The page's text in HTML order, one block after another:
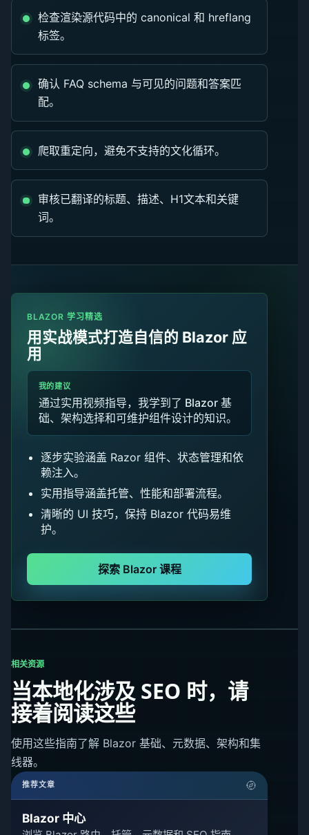
检查渲染源代码中的 canonical 和 hreflang
标签。
确认 FAQ schema 与可见的问题和答案匹
配。
爬取重定向，避免不支持的文化循环。
审核已翻译的标题、描述、H1文本和关键
词。
BLAZOR 学习精选
用实战模式打造自信的 Blazor 应
用
我的建议
通过实用视频指导，我学到了 Blazor 基
础、架构选择和可维护组件设计的知识。
逐步实验涵盖 Razor 组件、状态管理和依
赖注入。
实用指导涵盖托管、性能和部署流程。
清晰的 UI 技巧，保持 Blazor 代码易维
护。
探索 Blazor 课程
相关资源
当本地化涉及 SEO 时，请
接着阅读这些
使用这些指南了解 Blazor 基础、元数据、架构和集
线器。
推荐文章
Blazor 中心